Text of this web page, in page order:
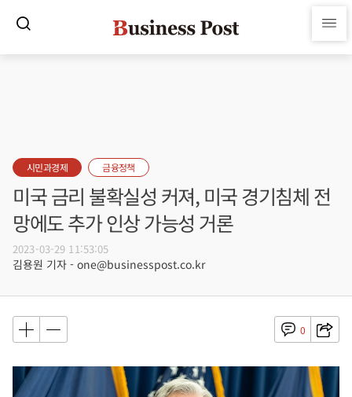
시민과경제 금융정책
미국 금리 불확실성 커져, 미국 경기침체 전
망에도 추가 인상 가능성 거론
2023-03-29 11:53:05
김용원 기자 - one@businesspost.co.kr
0